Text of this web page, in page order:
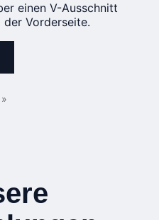
einen V-Ausschnitt
Vorderseite.